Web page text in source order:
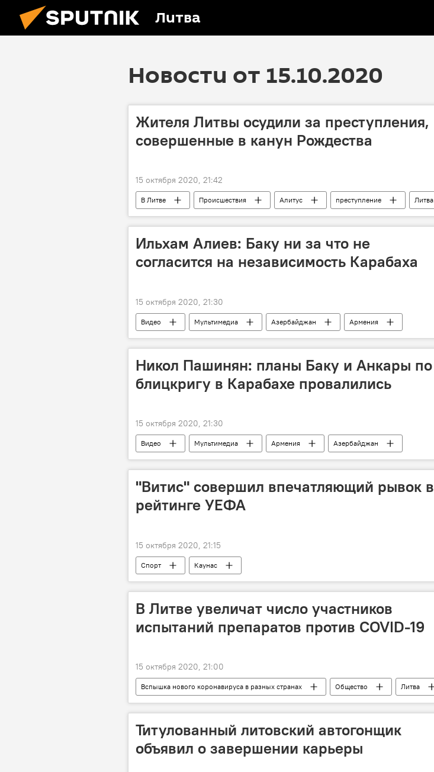
Литва
Новости от 15.10.2020
Жителя Литвы осудили за преступления,
совершенные в канун Рождества
15 октября 2020, 21:42
В Литве Происшествия Алитус преступление Литва
Ильхам Алиев: Баку ни за что не
согласится на независимость Карабаха
15 октября 2020, 21:30
Видео Мультимедиа Азербайджан Армения
Никол Пашинян: планы Баку и Анкары по
блицкригу в Карабахе провалились
15 октября 2020, 21:30
Видео Мультимедиа Армения Азербайджан
"Витис" совершил впечатляющий рывок в
рейтинге УЕФА
15 октября 2020, 21:15
Спорт Каунас
В Литве увеличат число участников
испытаний препаратов против COVID-19
15 октября 2020, 21:00
Вспышка нового коронавируса в разных странах Общество Литва
вакцина
Титулованный литовский автогонщик
объявил о завершении карьеры